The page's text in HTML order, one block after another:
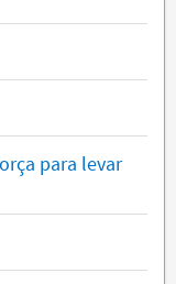
para levar